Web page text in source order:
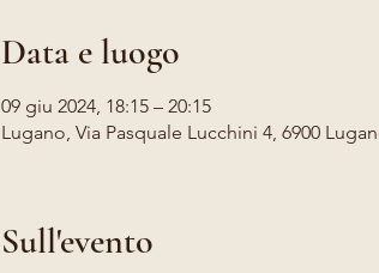
Data e luogo
09 giu 2024, 18:15 – 20:15
Lugano, Via Pasquale Lucchini 4, 6900
Sull'evento